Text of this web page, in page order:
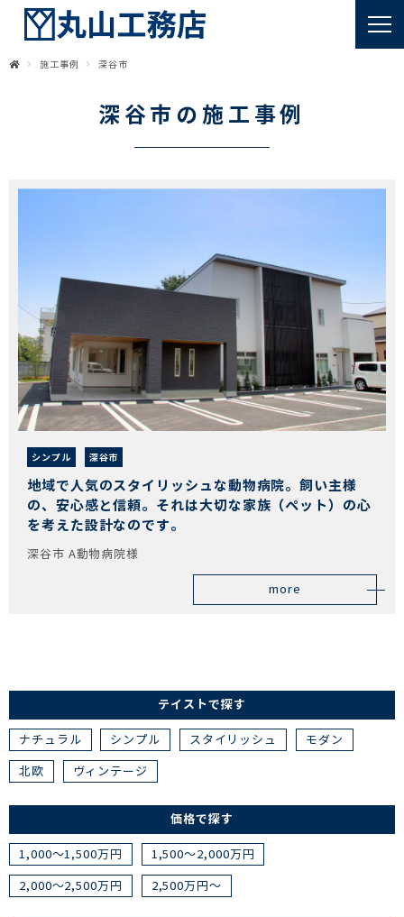
施工事例 深谷市
深谷市の施工事例
シンプル 深谷市
地域で人気のスタイリッシュな動物病院。飼い主様
の、安心感と信頼。それは大切な家族（ペット）の心
を考えた設計なのです。
深谷市 A動物病院様
more
テイストで探す
ナチュラル シンプル スタイリッシュ モダン
北欧 ヴィンテージ
価格で探す
1,000～1,500万円 1,500～2,000万円
2,000～2,500万円 2,500万円～